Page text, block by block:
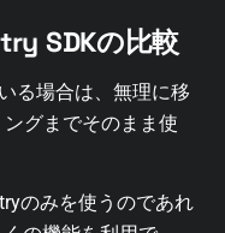
SDKの比較
る場合は、無理に移
グまでそのまま使
のみを使うのであれ